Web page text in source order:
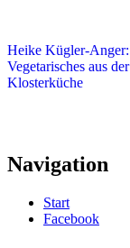
Heike Kügler-Anger:
Vegetarisches aus der
Klosterküche
Navigation
Start
Facebook